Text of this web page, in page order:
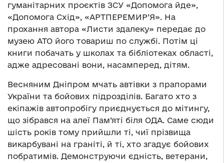
гуманітарних проєктів ЗСУ «Допомога йде»,
«Допомога Схід», «АРТПЕРЕМИР’Я». На
прохання автора «Листи здалеку» передає до
музею АТО його товариш по службі. Потім ці
книги побачать у школах та бібліотеках області,
адже адресовані вони, насамперед, дітям.
Весняним Дніпром мчать автівки з прапорами
України та бойових підрозділів. Багато хто з
екіпажів автопробігу приєднується до мітингу,
що зібрався на алеї Пам’яті біля ОДА. Саме сюди
шість років тому прийшли ті, чиї прізвища
викарбувані на граніті, й ті, хто згадує бойових
побратимів. Демонструючи єдність, ветерани,